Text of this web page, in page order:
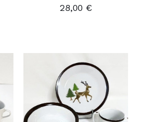
28,00 €
AJOUTER AU PANIER
DÉTAILS